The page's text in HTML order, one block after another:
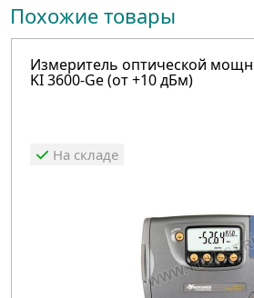
Похожие товары
Измеритель оптической
KI 3600-Ge (от +10 дБм)
На складе